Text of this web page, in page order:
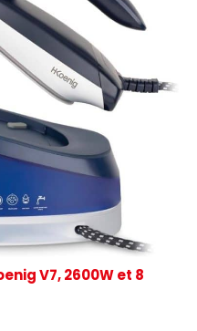
V7, 2600W et 8